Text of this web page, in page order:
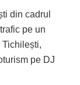
din cadrul
pe un
Tichilești,
pe DJ